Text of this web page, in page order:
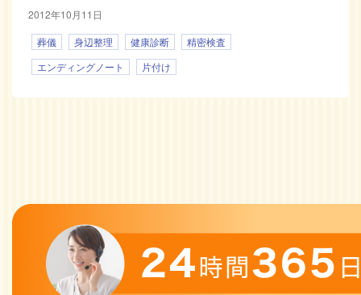
2012年10月11日
葬儀
身辺整理 健康診断
精密検査
エンディングノート
片付け